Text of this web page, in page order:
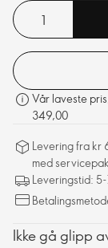
hyaluronsyre.
Vår laveste
349,00
Levering fra kr
med
Leveringstid:
Ikke gå glipp